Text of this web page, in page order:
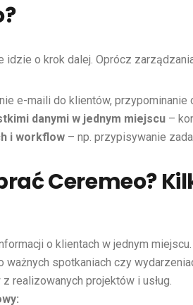
idzie o krok dalej. Oprócz
e-maili do klientów,
danymi w jednym miejscu –
i workflow – np. przypisywanie
Ceremeo?
o klientach w jednym miejscu.
ważnych spotkaniach czy
realizowanych projektów i usług.